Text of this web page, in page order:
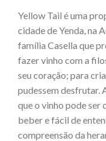
Yellow Tail é uma
cidade de Yenda, na
família Casella que
fazer vinho com a
seu coração; para
pudessem desfrutar.
que o vinho pode ser
beber e fácil de
compreensão da